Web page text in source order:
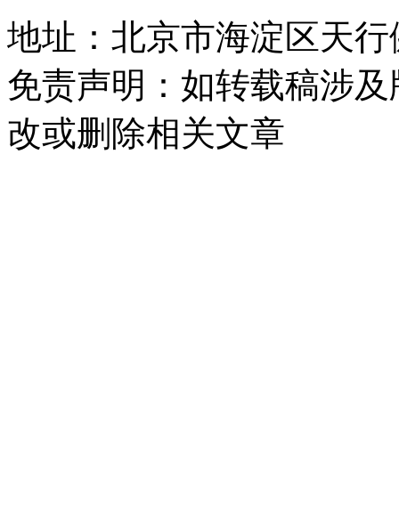
地址：北京市海淀区天行
免责声明：如转载稿涉
改或删除相关文章